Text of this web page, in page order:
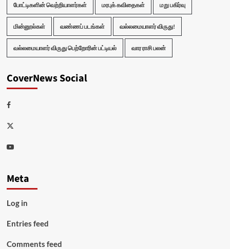
போட்டிகளின் வெற்றியாளர்கள் மரபுக் கவிதைகள் மறு பகிர்வு
மின்னூல்கள் வண்ணப் படங்கள் வல்லமையாளர் விருது!
வல்லமையாளர் விருது பெற்றோரின் பட்டியல் வார ராசி பலன்
CoverNews Social
Facebook
Twitter
Youtube
Meta
Log in
Entries feed
Comments feed